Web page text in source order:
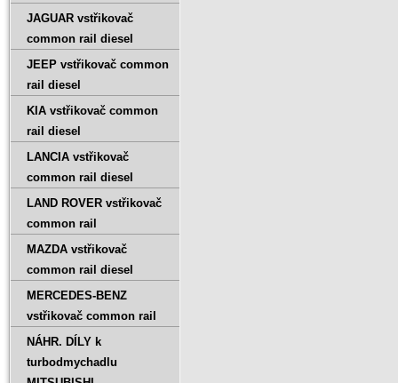
JAGUAR vstřikovač
common rail diesel
JEEP vstřikovač common
rail diesel
KIA vstřikovač common
rail diesel
LANCIA vstřikovač
common rail diesel
LAND ROVER vstřikovač
common rail
MAZDA vstřikovač
common rail diesel
MERCEDES-BENZ
vstřikovač common rail
NÁHR. DÍLY k
turbodmychadlu